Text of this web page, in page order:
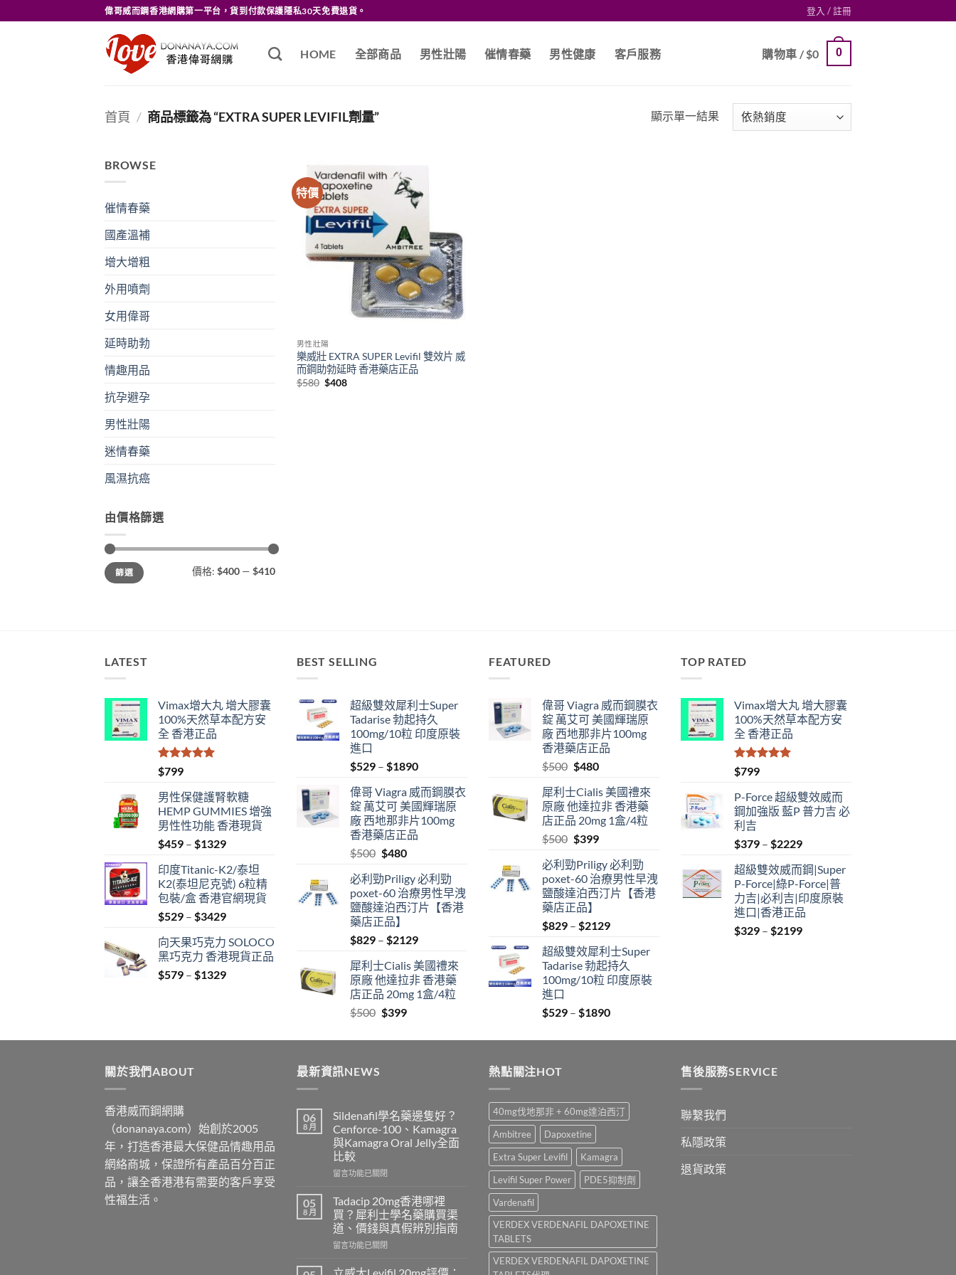
to
偉哥威而鋼香港網購第一平台，貨到付款保護隱私30天免費退貨。 登入 / 註冊
HOME 全部商品 男性壯陽 催情春藥 男性健康 客戶服務 購物車 /$0 0
首頁 / 商品標籤為 “EXTRA SUPER LEVIFIL劑量” 顯示單一結果
BROWSE
催情春藥
國產溫補
增大增粗
外用噴劑
女用偉哥
延時助勃
情趣用品
抗孕避孕
男性壯陽
迷情春藥
風濕抗癌
由價格篩選
最
低
價
最
高
價
篩選 價格: $400 — $410
特價
男性壯陽
樂威壯 EXTRA SUPER Levifil 雙效片 威
而鋼助勃延時 香港藥店正品
$580 Original
$408Current
LATEST
Vimax增大丸 增大膠囊
100%天然草本配方安
全 香港正品
評分
滿分 5
$799
男性保健護腎軟糖
HEMP GUMMIES 增強
男性性功能 香港現貨
$459 – $1329Price
$459
through
$1329
印度Titanic-K2/泰坦
K2(泰坦尼克號) 6粒精
包裝/盒 香港官網現貨
$529 – $3429Price
$529
through
$3429
向天果巧克力 SOLOCO
黑巧克力 香港現貨正品
$579 – $1329Price
BEST SELLING
超級雙效犀利士Super
Tadarise 勃起持久
100mg/10粒 印度原裝
進口
$529 – $1890Price
$529
through
$1890
偉哥 Viagra 威而鋼膜衣
錠 萬艾可 美國輝瑞原
廠 西地那非片100mg
香港藥店正品
$500 Original
was:
$500.
$480Current
is:
$480.
必利勁Priligy 必利勁
poxet-60 治療男性早洩
鹽酸達泊西汀片【香港
藥店正品】
$829 – $2129Price
$829
through
$2129
犀利士Cialis 美國禮來
原廠 他達拉非 香港藥
店正品 20mg 1盒/4粒
$500 Original
was:
$399Current
is:
FEATURED
偉哥 Viagra 威而鋼膜衣
錠 萬艾可 美國輝瑞原
廠 西地那非片100mg
香港藥店正品
$500 Original
was:
$500.
$480Current
is:
$480.
犀利士Cialis 美國禮來
原廠 他達拉非 香港藥
店正品 20mg 1盒/4粒
$500 Original
was:
$500.
$399Current
is:
$399.
必利勁Priligy 必利勁
poxet-60 治療男性早洩
鹽酸達泊西汀片【香港
藥店正品】
$829 – $2129Price
$829
through
$2129
超級雙效犀利士Super
Tadarise 勃起持久
100mg/10粒 印度原裝
進口
$529 – $1890Price
$529
TOP RATED
Vimax增大丸 增大膠囊
100%天然草本配方安
全 香港正品
評分
滿分 5
$799
P-Force 超級雙效威而
鋼加強版 藍P 普力吉 必
利吉
$379 – $2229Price
$379
through
$2229
超級雙效威而鋼|Super
P-Force|綠P-Force|普
力吉|必利吉|印度原裝
進口|香港正品
$329 – $2199Price
關於我們ABOUT
香港威而鋼網購
（donanaya.com）始創於2005
年，打造香港最大保健品情趣用品
網絡商城，保證所有產品百分百正
品，讓全香港港有需要的客戶享受
性福生活。
最新資訊NEWS
06
8 月
Sildenafil學名藥邊隻好？
Cenforce-100、Kamagra
與Kamagra Oral Jelly全面
比較
在
學
名
藥
邊
隻
Cenforce-
留言功能已關閉
05
8 月
Tadacip 20mg香港哪裡
買？犀利士學名藥購買渠
道、價錢與真假辨別指南
在
20mg
留言功能已關閉
熱點關注HOT
40mg伐地那非 + 60mg達泊西汀
Ambitree
Dapoxetine
Extra Super Levifil
Kamagra
Levifil Super Power
PDE5抑制劑
Vardenafil
VERDEX VERDENAFIL DAPOXETINE
TABLETS
VERDEX VERDENAFIL DAPOXETINE
售後服務SERVICE
聯繫我們
私隱政策
退貨政策